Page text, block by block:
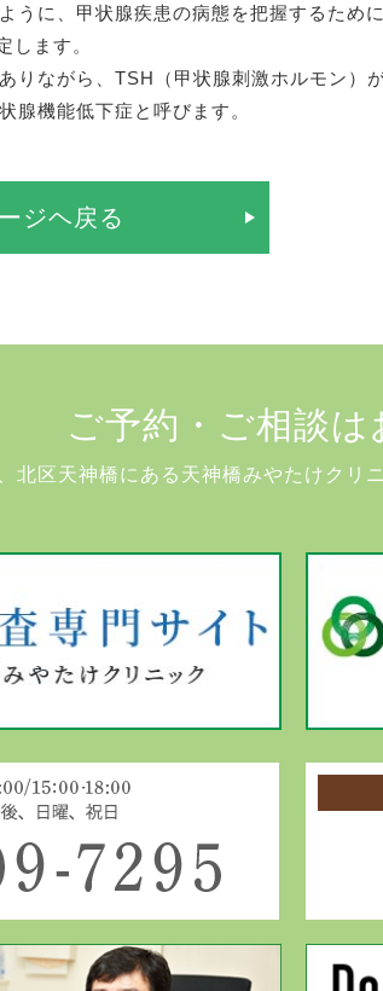
うに、甲状腺疾患の病態を把握するた
します。
りながら、TSH（甲状腺刺激ホルモン）
腺機能低下症と呼びます。
ジヘ戻る
ご予約・ご相談は
北区天神橋にある天神橋みやたけクリ